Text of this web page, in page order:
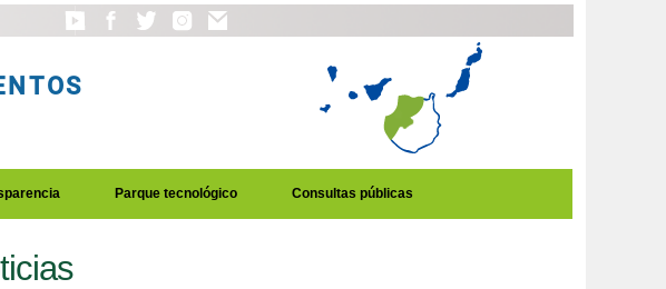
Parque tecnológico Consultas públicas